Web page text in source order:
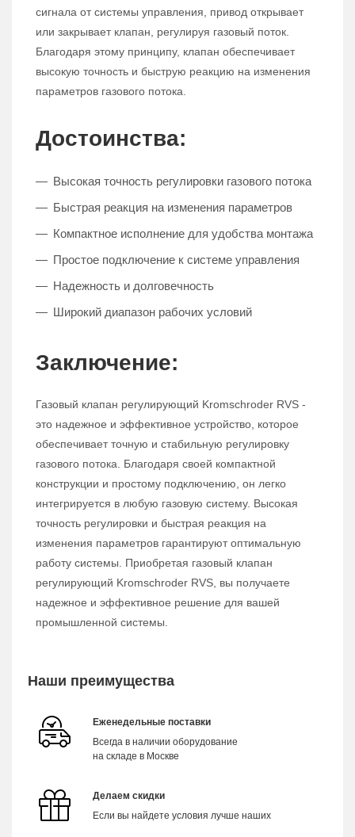
сигнала от системы управления, привод открывает
или закрывает клапан, регулируя газовый поток.
Благодаря этому принципу, клапан обеспечивает
высокую точность и быструю реакцию на изменения
параметров газового потока.
Достоинства:
Высокая точность регулировки газового потока
Быстрая реакция на изменения параметров
Компактное исполнение для удобства монтажа
Простое подключение к системе управления
Надежность и долговечность
Широкий диапазон рабочих условий
Заключение:
Газовый клапан регулирующий Kromschroder RVS -
это надежное и эффективное устройство, которое
обеспечивает точную и стабильную регулировку
газового потока. Благодаря своей компактной
конструкции и простому подключению, он легко
интегрируется в любую газовую систему. Высокая
точность регулировки и быстрая реакция на
изменения параметров гарантируют оптимальную
работу системы. Приобретая газовый клапан
регулирующий Kromschroder RVS, вы получаете
надежное и эффективное решение для вашей
промышленной системы.
Наши преимущества
Еженедельные поставки
Всегда в наличии оборудование
на складе в Москве
Делаем скидки
Если вы найдете условия лучше наших